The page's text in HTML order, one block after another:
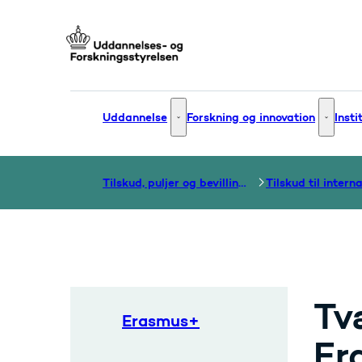
Uddannelse Uddannelse - Flere links
Forskning og innovation
Tilskud, puljer og bevillinger
Erasmus+